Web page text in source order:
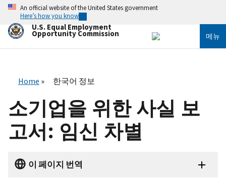
로
An official website of the United States government
Here’s how you know
U.S. Equal Employment
Opportunity Commission 메뉴
Home 한국어 정보
소기업을 위한 사실 보
고서: 임신 차별
이 페이지 번역